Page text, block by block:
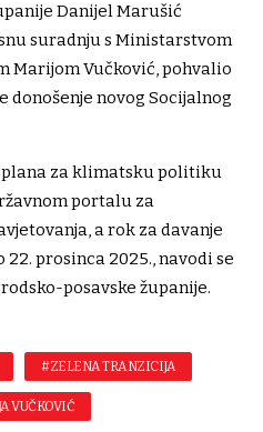
Danijel Marušić
suradnju s Ministarstvom
Marijom Vučković, pohvalio
novog Socijalnog
plana za klimatsku politiku
portalu za
a rok za davanje
prosinca 2025., navodi se
posavske županije.
#ZELENA TRANZICIJA
VUČKOVIĆ